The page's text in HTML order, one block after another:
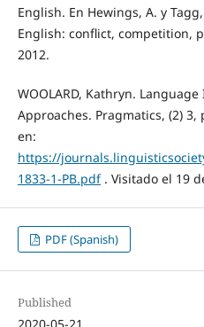
English. En Hewings, A. y
English: conflict, competition,
2012.
WOOLARD, Kathryn.
Approaches. Pragmatics, (2)
en:
https://
1833-1-PB.pdf. Visitado el 19
PDF (Spanish)
Published